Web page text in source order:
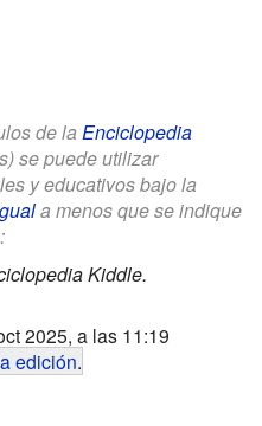
de la Enciclopedia
se puede utilizar
y educativos bajo la
a menos que se indique
Kiddle.
2025, a las 11:19
edición.